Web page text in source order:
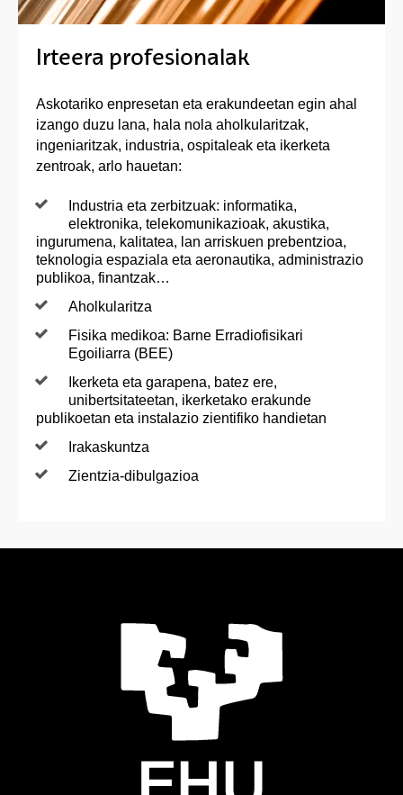
Irteera profesionalak
Askotariko enpresetan eta erakundeetan egin ahal
izango duzu lana, hala nola aholkularitzak,
ingeniaritzak, industria, ospitaleak eta ikerketa
zentroak, arlo hauetan:
Industria eta zerbitzuak: informatika,
elektronika, telekomunikazioak, akustika,
ingurumena, kalitatea, lan arriskuen prebentzioa,
teknologia espaziala eta aeronautika, administrazio
publikoa, finantzak…
Aholkularitza
Fisika medikoa: Barne Erradiofisikari
Egoiliarra (BEE)
Ikerketa eta garapena, batez ere,
unibertsitateetan, ikerketako erakunde
publikoetan eta instalazio zientifiko handietan
Irakaskuntza
Zientzia-dibulgazioa